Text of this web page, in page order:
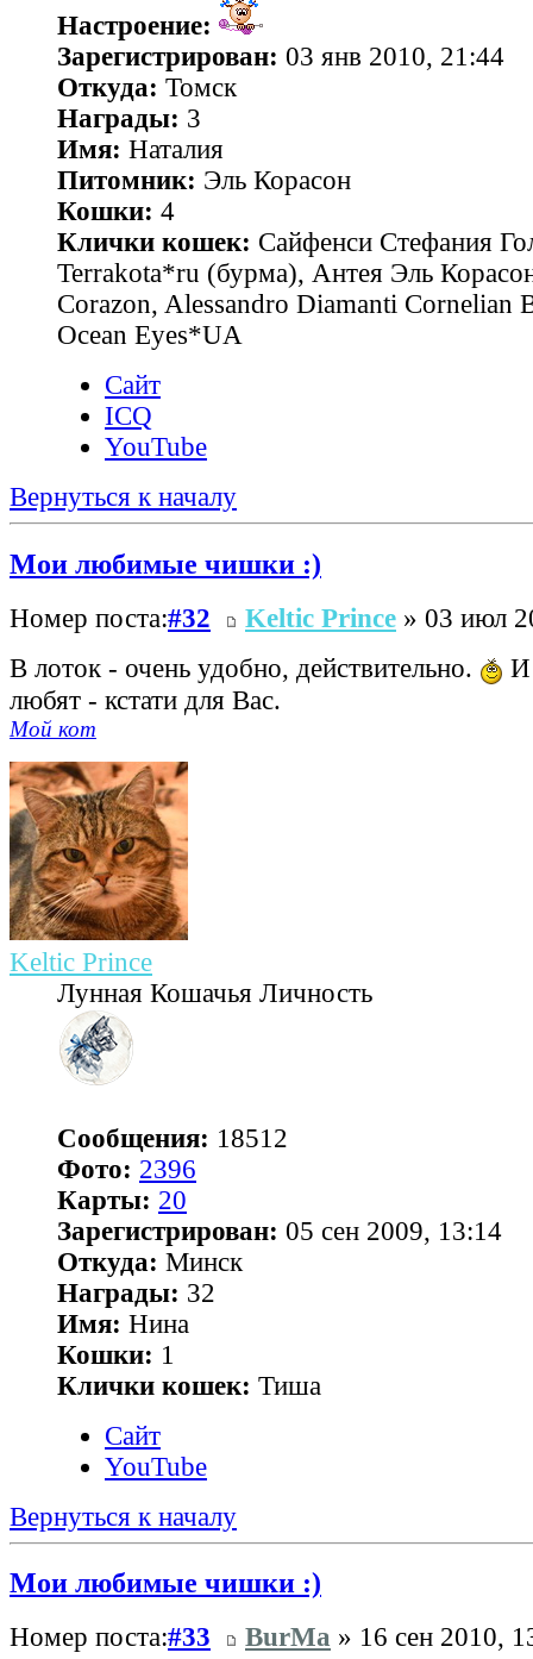
Настроение:
Зарегистрирован: 03 янв 2010, 21:44
Откуда: Томск
Награды: 3
Имя: Наталия
Питомник: Эль Корасон
Кошки: 4
Клички кошек: Сайфенси Стефания
Terrakota*ru (бурма), Антея Эль
Corazon, Alessandro Diamanti Cornelian
Ocean Eyes*UA
Сайт
ICQ
YouTube
Вернуться к началу
Мои любимые чишки :)
Номер поста:#32 Keltic Prince » 03 июл
В лоток - очень удобно, действительно.
И
любят - кстати для Вас.
Мой кот
Keltic Prince
Лунная Кошачья Личность
Сообщения: 18512
Фото: 2396
Карты: 20
Зарегистрирован: 05 сен 2009, 13:14
Откуда: Минск
Награды: 32
Имя: Нина
Кошки: 1
Клички кошек: Тиша
Сайт
YouTube
Вернуться к началу
Мои любимые чишки :)
Номер поста:#33 BurMa » 16 сен 2010,